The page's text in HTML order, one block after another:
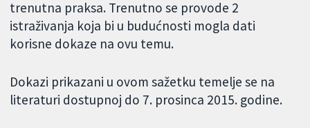
trenutna praksa. Trenutno se provode 2
istraživanja koja bi u budućnosti mogla dati
korisne dokaze na ovu temu.
Dokazi prikazani u ovom sažetku temelje se na
literaturi dostupnoj do 7. prosinca 2015. godine.